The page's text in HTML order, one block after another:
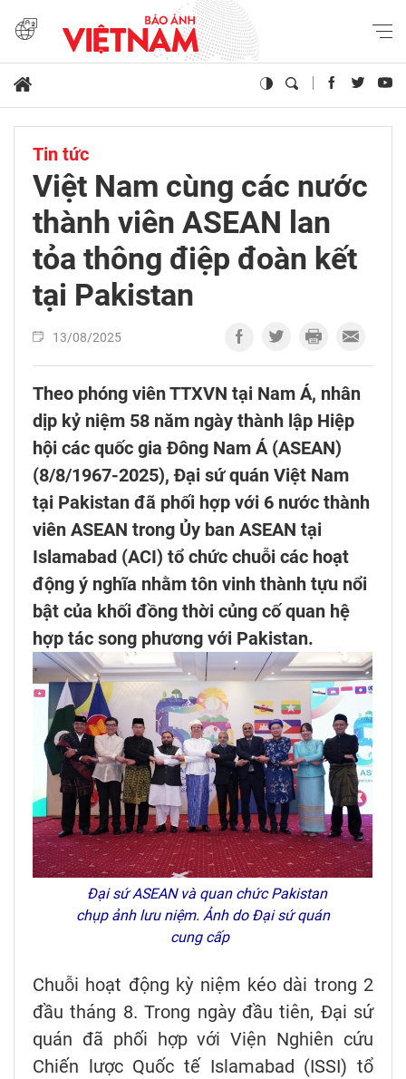
Tin tức
Việt Nam cùng các nước
thành viên ASEAN lan
tỏa thông điệp đoàn kết
tại Pakistan
13/08/2025
Theo phóng viên TTXVN tại Nam Á, nhân
dịp kỷ niệm 58 năm ngày thành lập Hiệp
hội các quốc gia Đông Nam Á (ASEAN)
(8/8/1967-2025), Đại sứ quán Việt Nam
tại Pakistan đã phối hợp với 6 nước thành
viên ASEAN trong Ủy ban ASEAN tại
Islamabad (ACI) tổ chức chuỗi các hoạt
động ý nghĩa nhằm tôn vinh thành tựu nổi
bật của khối đồng thời củng cố quan hệ
hợp tác song phương với Pakistan.
Đại sứ ASEAN và quan chức Pakistan
chụp ảnh lưu niệm. Ảnh do Đại sứ quán
cung cấp
Chuỗi hoạt động kỳ niệm kéo dài trong 2
đầu tháng 8. Trong ngày đầu tiên, Đại sứ
quán đã phối hợp với Viện Nghiên cứu
Chiến lược Quốc tế Islamabad (ISSI) tổ